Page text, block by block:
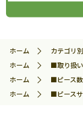
ホーム カテゴリ別
ホーム
■取り扱
ホーム
■ピース
ホーム
■ピース